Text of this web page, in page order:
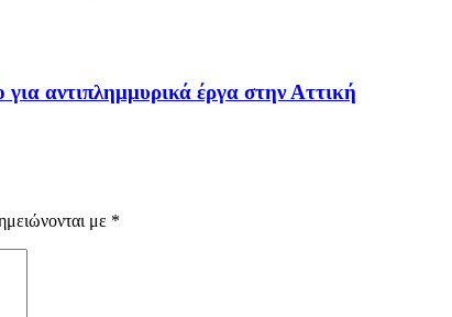
αντιπλημμυρικά έργα στην Αττική
με *